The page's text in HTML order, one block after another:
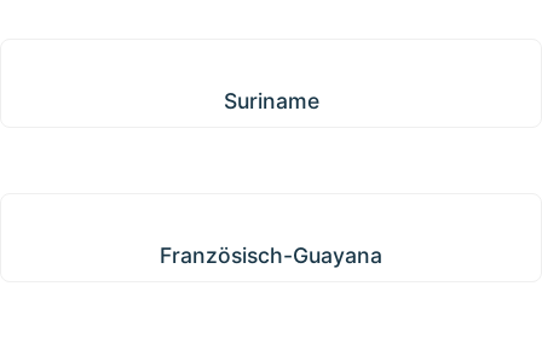
Suriname
Französisch-Guayana